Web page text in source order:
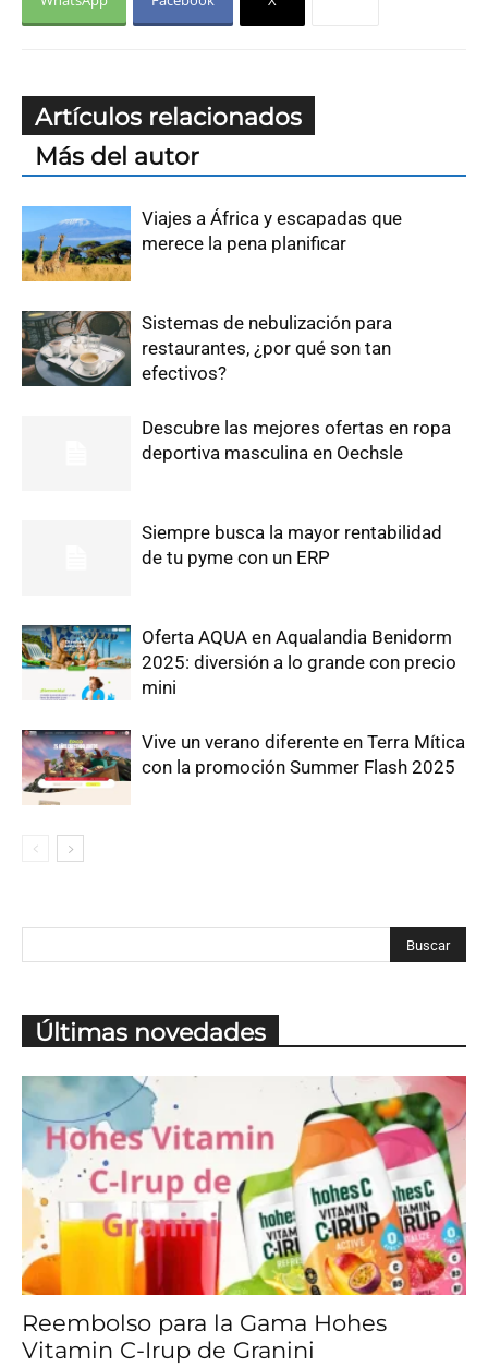
Artículos relacionados
Más del autor
Viajes a África y escapadas que
merece la pena planificar
Sistemas de nebulización para
restaurantes, ¿por qué son tan
efectivos?
Descubre las mejores ofertas en ropa
deportiva masculina en Oechsle
Siempre busca la mayor rentabilidad
de tu pyme con un ERP
Oferta AQUA en Aqualandia Benidorm
2025: diversión a lo grande con precio
mini
Vive un verano diferente en Terra Mítica
con la promoción Summer Flash 2025
Últimas novedades
Reembolso para la Gama Hohes
Vitamin C-Irup de Granini